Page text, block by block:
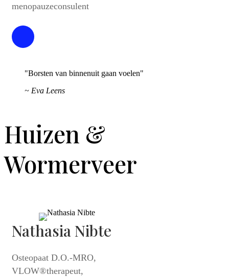
menopauzeconsulent
"Borsten van binnenuit gaan voelen"
~ Eva Leens
Huizen &
Wormerveer
Nathasia Nibte
Osteopaat D.O.-MRO,
VLOW®therapeut,